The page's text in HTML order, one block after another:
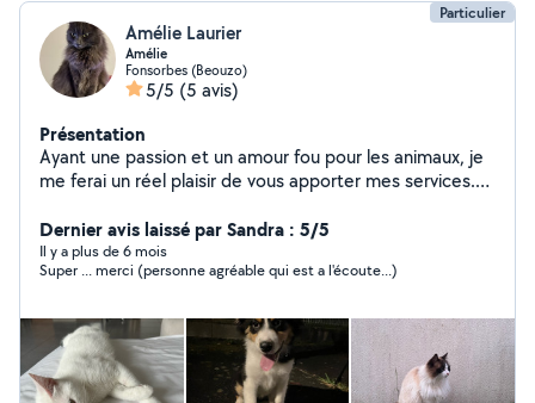
Particulier
Amélie Laurier
Amélie
Fonsorbes (Beouzo)
5/5 (5 avis)
Présentation
Ayant une passion et un amour fou pour les animaux, je
me ferai un réel plaisir de vous apporter mes services.
faire à mon domicile mais je peux directement leur
rendre visite, leur faire des balades etc.. à votre
domicile. J'ai été bénévole à la SPA de Montauban et
protection féline. De plus, j'adore passer du temps avec
les enfants et pouvoir les aider à faire leurs devoirs.
Dernier avis laissé par Sandra : 5/5
Il y a plus de 6 mois
Super ... merci (personne agréable qui est a l'écoute...)